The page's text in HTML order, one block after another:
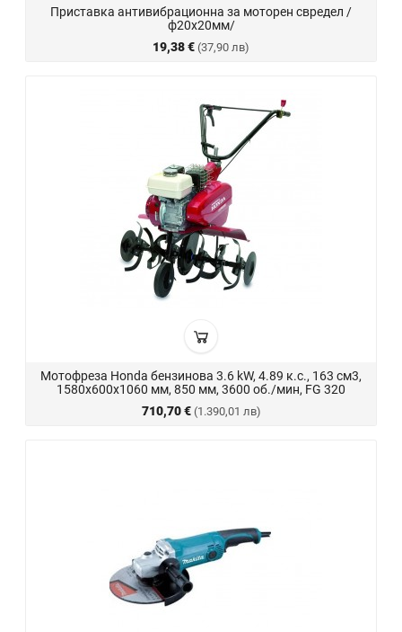
Приставка антивибрационна за моторен свредел /
ф20х20мм/
19,38 € (37,90 лв)
Мотофреза Honda бензинова 3.6 kW, 4.89 к.с., 163 см3,
1580x600x1060 мм, 850 мм, 3600 об./мин, FG 320
710,70 € (1.390,01 лв)